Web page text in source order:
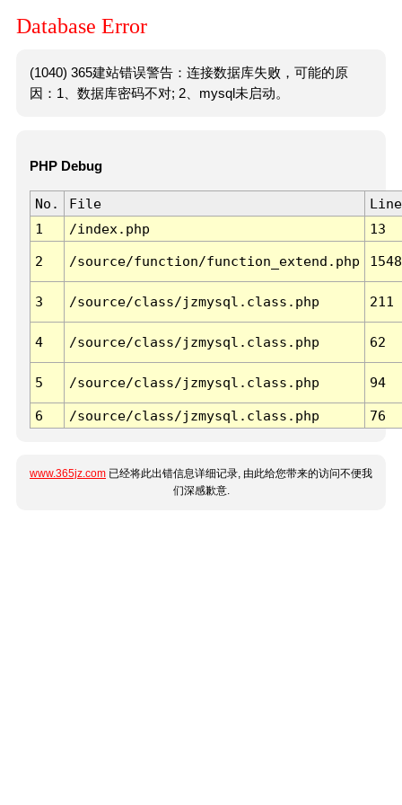
Database Error
(1040) 365建站错误警告：连接数据库失败，可能的原
因：1、数据库密码不对; 2、mysql未启动。
PHP Debug
No. File
Line
1
/index.php 13
2 /source/function/function_extend.php 1548
3 /source/class/jzmysql.class.php 211
4 /source/class/jzmysql.class.php 62
5 /source/class/jzmysql.class.php 94
6 /source/class/jzmysql.class.php 76
www.365jz.com 已经将此出错信息详细记录, 由此给您带来的访问不便我
们深感歉意.